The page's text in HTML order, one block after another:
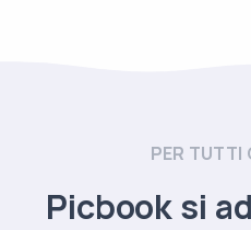
PER TUTTI
Picbook si